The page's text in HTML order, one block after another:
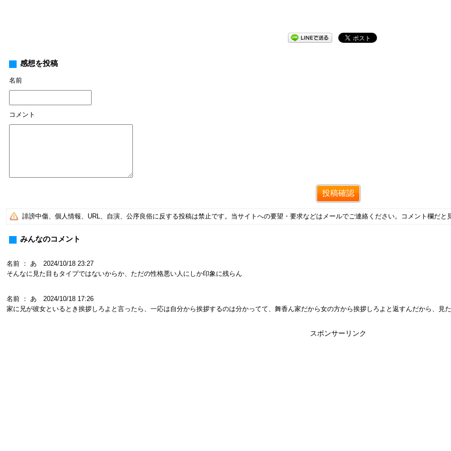
感想を投稿
名前
コメント
誹謗中傷、個人情報、URL、自演、公序良俗に反する投稿は禁止です。当サイトへの要望・要求などはメールでご連絡ください。コメント欄だと
みんなのコメント
名前 ： あ 2024/10/18 23:27
そんなに見た目もタイプではないからか、ただの性格悪い人にしか印象に残らん
名前 ： あ 2024/10/18 17:26
家に兄が彼女といるとき挨拶しろよと言ったら、一応は自分から挨拶するのは分かってて、舞香ん家だから女の方から挨拶しろよと返すんだから、見
スポンサーリンク